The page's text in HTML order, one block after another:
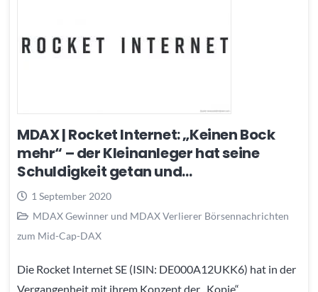
MDAX | Rocket Internet: „Keinen Bock
mehr“ – der Kleinanleger hat seine
Schuldigkeit getan und…
1 September 2020
MDAX Gewinner und MDAX Verlierer Börsennachrichten
zum Mid-Cap-DAX
Die Rocket Internet SE (ISIN: DE000A12UKK6) hat in der
Vergangenheit mit ihrem Konzept der „Kopie“